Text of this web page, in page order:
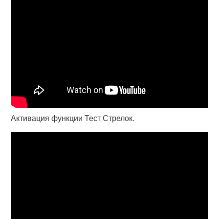
Активация функции Тест Стрелок.